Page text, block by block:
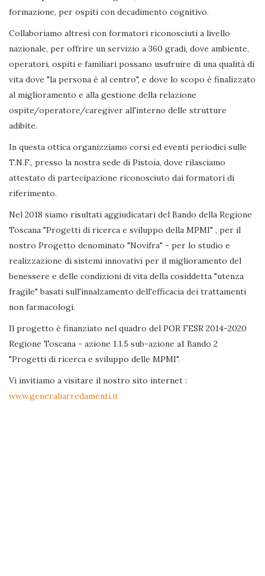
formazione, per ospiti con decadimento cognitivo.
Collaboriamo altresì con formatori riconosciuti a livello
nazionale, per offrire un servizio a 360 gradi, dove ambiente,
operatori, ospiti e familiari possano usufruire di una qualità di
vita dove "la persona è al centro", e dove lo scopo è finalizzato
al miglioramento e alla gestione della relazione
ospite/operatore/caregiver all'interno delle strutture
adibite.
In questa ottica organizziamo corsi ed eventi periodici sulle
T.N.F., presso la nostra sede di Pistoia, dove rilasciamo
attestato di partecipazione riconosciuto dai formatori di
riferimento.
Nel 2018 siamo risultati aggiudicatari del Bando della Regione
Toscana "Progetti di ricerca e sviluppo della MPMI" , per il
nostro Progetto denominato "Novifra" - per lo studio e
realizzazione di sistemi innovativi per il miglioramento del
benessere e delle condizioni di vita della cosiddetta "utenza
fragile" basati sull'innalzamento dell'efficacia dei trattamenti
non farmacologi.
Il progetto è finanziato nel quadro del POR FESR 2014-2020
Regione Toscana - azione 1.1.5 sub-azione a1 Bando 2
"Progetti di ricerca e sviluppo delle MPMI".
Vi invitiamo a visitare il nostro sito internet :
www.generaliarredamenti.it